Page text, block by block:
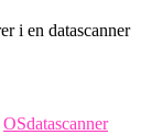
OSdatascanner